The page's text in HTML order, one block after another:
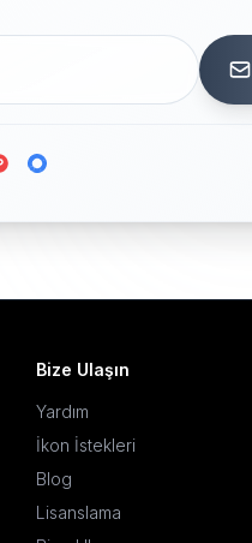
Bize Ulaşın
Yardım
İkon İstekleri
Blog
Lisanslama